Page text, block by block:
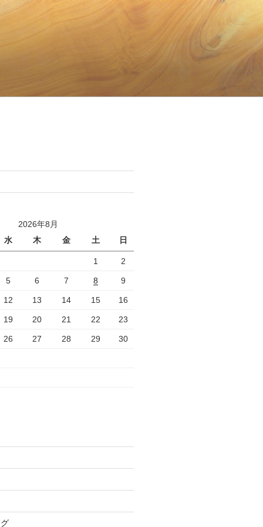
2026年8月
水 木 金 土 日
1 2
5 6 7 8 9
12 13 14 15 16
19 20 21 22 23
26 27 28 29 30